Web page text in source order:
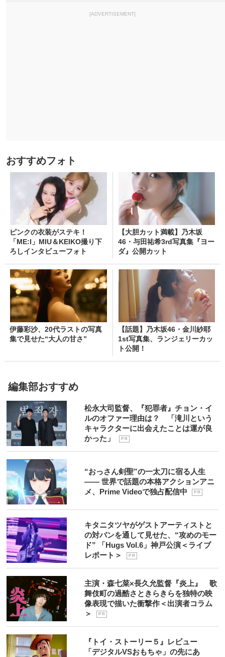
[ADVERTISEMENT]
おすすめフォト
ピンクの衣装がステキ！
「ME:I」MIU＆KEIKO撮り下
ろしインタビューフォト
【大胆カット満載】乃木坂
46・与田祐希3rd写真集『ヨー
ダ』公開カット
伊藤彩沙、20代ラストの写真
集で見せた“大人の甘さ”
【話題】乃木坂46・金川紗耶
1st写真集、ランジェリーカッ
ト公開！
編集部おすすめ
松永大司監督、『犯罪者』チョン・イ
ルのオファー理由は？ 「滝川という
キャラクターに出会えたことは運が良
かった」
P R
“おっさん剣聖”の一太刀に宿る人生
―― 世界で話題の本格アクションアニ
メ、Prime Videoで独占配信中
P R
キタニタツヤがゲストアーティストと
の対バンを通して見せた、“攻めのモー
ド” 「Hugs Vol.6」神戸公演＜ライブ
レポート＞
P R
主演・森七菜×長久允監督『炎上』 歌
舞伎町の過酷さときらきらを独特の映
像表現で描いた衝撃作＜出演者コラム
＞
P R
『トイ・ストーリー５』レビュー
「デジタルVSおもちゃ」の先にあ